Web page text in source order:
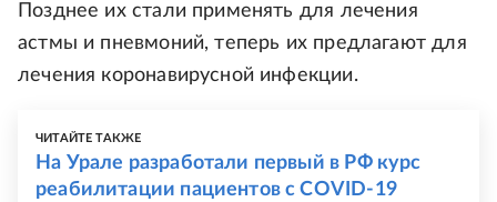
Позднее их стали применять для лечения
астмы и пневмоний, теперь их предлагают для
лечения коронавирусной инфекции.
ЧИТАЙТЕ ТАКЖЕ
На Урале разработали первый в РФ курс
реабилитации пациентов с COVID-19